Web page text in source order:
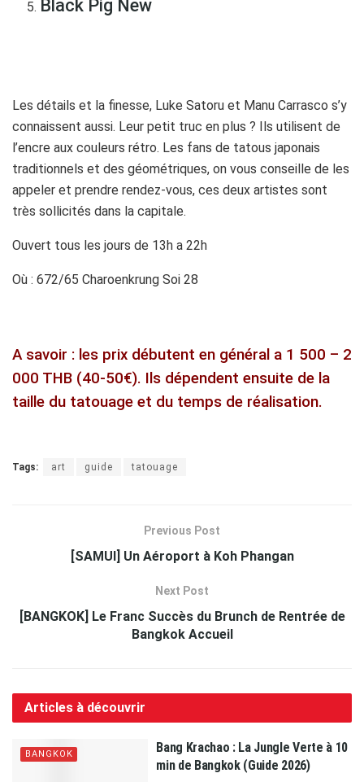
Black Pig New
Les détails et la finesse, Luke Satoru et Manu Carrasco s’y
connaissent aussi. Leur petit truc en plus ? Ils utilisent de
l’encre aux couleurs rétro. Les fans de tatous japonais
traditionnels et des géométriques, on vous conseille de les
appeler et prendre rendez-vous, ces deux artistes sont
très sollicités dans la capitale.
Ouvert tous les jours de 13h a 22h
Où : 672/65 Charoenkrung Soi 28
A savoir : les prix débutent en général a 1 500 – 2
000 THB (40-50€). Ils dépendent ensuite de la
taille du tatouage et du temps de réalisation.
Tags: art guide tatouage
Previous Post
[SAMUI] Un Aéroport à Koh Phangan
Next Post
[BANGKOK] Le Franc Succès du Brunch de Rentrée de
Bangkok Accueil
Articles à découvrir
BANGKOK
Bang Krachao : La Jungle Verte à 10
min de Bangkok (Guide 2026)